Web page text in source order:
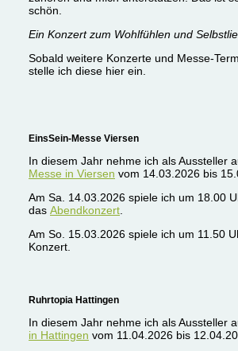
schön.
Ein Konzert zum Wohlfühlen und
Sobald weitere Konzerte und Messe-
stelle ich diese hier ein.
EinsSein-Messe Viersen
In diesem Jahr nehme ich als Aussteller
Messe in Viersen vom 14.03.2026 bis
Am Sa. 14.03.2026 spiele ich um 18.00
das Abendkonzert
Am So. 15.03.2026 spiele ich um 11.50
Konzert.
Ruhrtopia Hattingen
In diesem Jahr nehme ich als Aussteller
in Hattingen vom 11.04.2026 bis